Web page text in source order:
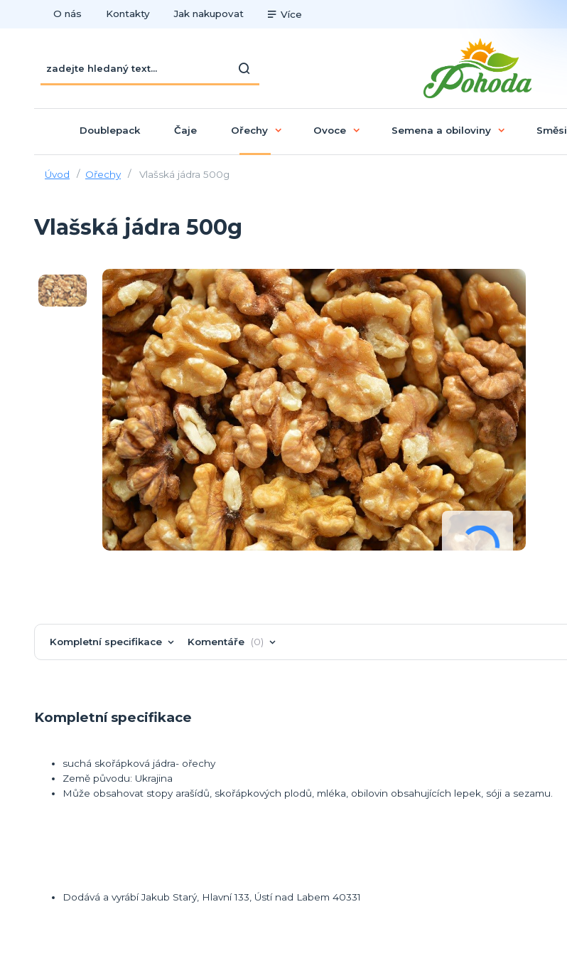
O nás Kontakty Jak nakupovat Více
Doublepack Čaje Ořechy Ovoce Semena a obiloviny Směsi
Úvod Ořechy Vlašská jádra 500g
Vlašská jádra 500g
Kompletní specifikace Komentáře 0
Kompletní specifikace
suchá skořápková jádra- ořechy
Země původu: Ukrajina
Může obsahovat stopy arašídů, skořápkových plodů, mléka, obilovin obsahujících lepek, sóji a sezamu.
Dodává a vyrábí Jakub Starý, Hlavní 133, Ústí nad Labem 40331